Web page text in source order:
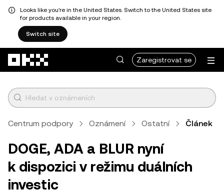
Looks like you're in the United States. Switch to the United States site
for products available in your region.
Switch site
Zaregistrovat se
Centrum podpory Oznámení Ostatní Článek
DOGE, ADA a BLUR nyní
k dispozici v režimu duálních
investic